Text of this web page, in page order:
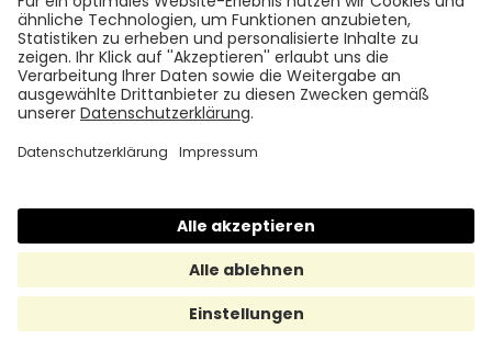
Der Änderungsvertrag: Flexibilität und
Anpassungsfähigkeit für erfolgreiche
Geschäftsbeziehungen
Ein Änderungsvertrag, auch bekannt als
Nachtrag oder Zusatzvereinbarung, ist ein
Verträge anzupassen.